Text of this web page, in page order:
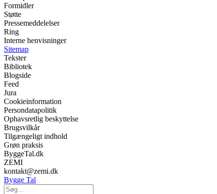
Formidler
Støtte
Pressemeddelelser
Ring
Interne henvisninger
Sitemap
Tekster
Bibliotek
Blogside
Feed
Jura
Cookieinformation
Persondatapolitik
Ophavsretlig beskyttelse
Brugsvilkår
Tilgængeligt indhold
Grøn praksis
ByggeTal.dk
ZEMI
kontakt@zemi.dk
Bygge Tal